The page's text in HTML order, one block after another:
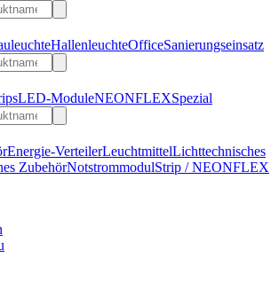
HallenleuchteOfficeSanierungseinsatz
LED-ModuleNEONFLEXSpezial
Energie-VerteilerLeuchtmittelLichttechnisches
ZubehörNotstrommodulStrip / NEONFLEX